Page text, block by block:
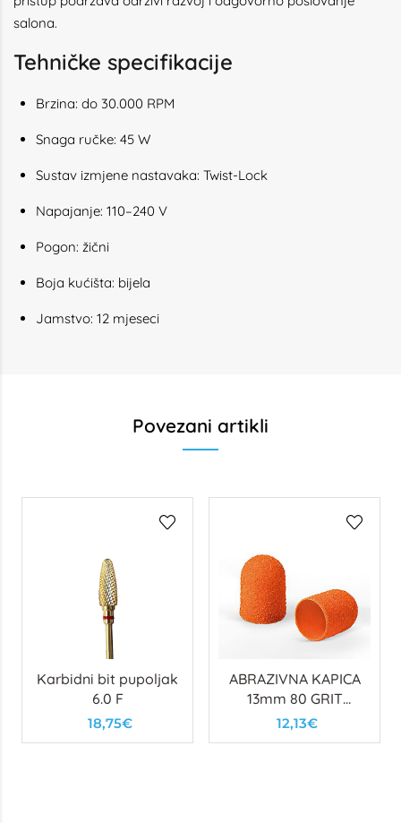
salona.
Tehničke specifikacije
Brzina: do 30.000 RPM
Snaga ručke: 45 W
Sustav izmjene nastavaka: Twist-Lock
Napajanje: 110–240 V
Pogon: žični
Boja kućišta: bijela
Jamstvo: 12 mjeseci
Povezani artikli
Karbidni bit pupoljak
6.0 F
18,75€
ABRAZIVNA KAPICA
13mm 80 GRIT
NARANČASTA
(10kom)
12,13€